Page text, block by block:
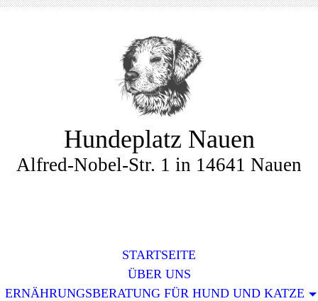
Hundeplatz Nauen
Alfred-Nobel-Str. 1 in 14641 Nauen
STARTSEITE
ÜBER UNS
ERNÄHRUNGSBERATUNG FÜR HUND UND KATZE